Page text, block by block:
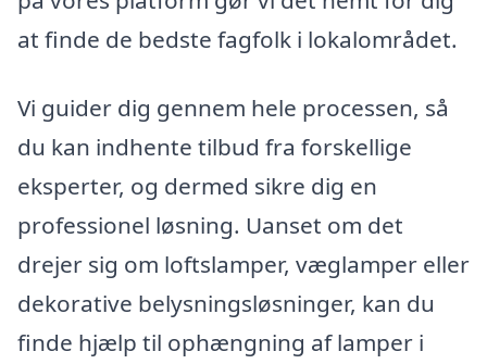
at finde de bedste fagfolk i lokalområdet.
Vi guider dig gennem hele processen, så
du kan indhente tilbud fra forskellige
eksperter, og dermed sikre dig en
professionel løsning. Uanset om det
drejer sig om loftslamper, væglamper eller
dekorative belysningsløsninger, kan du
finde hjælp til ophængning af lamper i